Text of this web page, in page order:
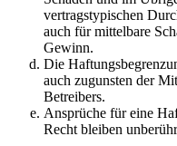
vertragstypischen
auch für mittelbare
Gewinn.
Die
auch zugunsten der
Betreibers.
Ansprüche für eine
Recht bleiben